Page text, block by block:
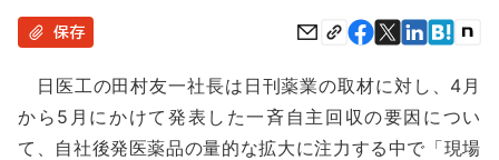
ツ
に
動
保存
日医工の田村友一社長は日刊薬業の取材に対し、4月
から5月にかけて発表した一斉自主回収の要因につい
て、自社後発医薬品の量的な拡大に注力する中で「現場